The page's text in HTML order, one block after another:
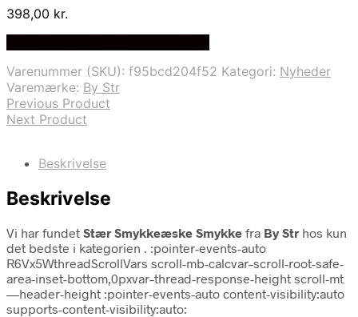
398,00 kr.
Varenummer (SKU): f95bcd204f52 Kategori: Nyheder
Varemærke: By Str
Previous Product
Next Product
Beskrivelse
Beskrivelse
Vi har fundet Stær Smykkeæske Smykke fra By Str hos kun
det bedste i kategorien . :pointer-events-auto
R6Vx5WthreadScrollVars scroll-mb-calcvar–scroll-root-safe-
area-inset-bottom,0pxvar–thread-response-height scroll-mt
—header-height :pointer-events-auto content-visibility:auto
supports-content-visibility:auto: